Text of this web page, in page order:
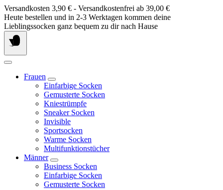
Springe
zum
Inhalt
Versandkosten 3,90 € - Versandkostenfrei ab 39,00 €
Heute bestellen und in 2-3 Werktagen kommen deine
Lieblingssocken ganz bequem zu dir nach Hause
Frauen
Einfarbige Socken
Gemusterte Socken
Kniestrümpfe
Sneaker Socken
Invisible
Sportsocken
Warme Socken
Multifunktionstücher
Männer
Business Socken
Einfarbige Socken
Gemusterte Socken